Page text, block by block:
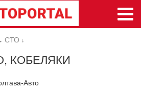
СТО ↓
КОБЕЛЯКИ
Авто